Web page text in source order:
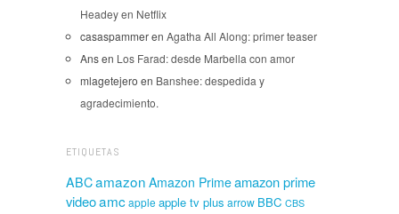
Headey en Netflix
casaspammeren Agatha All Along: primer teaser
Ansen Los Farad: desde Marbella con amor
mlagetejero en Banshee: despedida y
agradecimiento.
ETIQUETAS
ABCamazon Amazon Primeamazon prime
videoamcapple apple tv plus arrow BBC CBS